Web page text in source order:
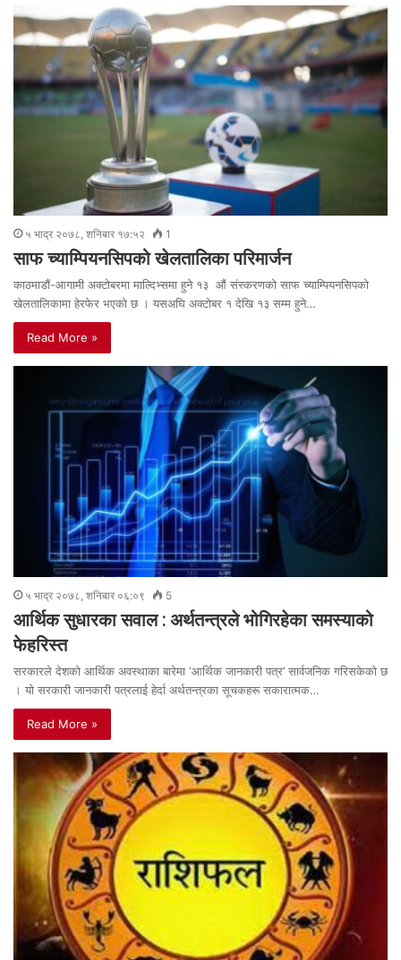
५ भाद्र २०७८, शनिबार १७:५२ 1
साफ च्याम्पियनसिपको खेलतालिका परिमार्जन
काठमाडौं-आगामी अक्टोबरमा माल्दिभ्समा हुने १३ औं संस्करणको साफ च्याम्पियनसिपको
खेलतालिकामा हेरफेर भएको छ । यसअघि अक्टोबर १ देखि १३ सम्म हुने…
Read More »
५ भाद्र २०७८, शनिबार ०६:०९ 5
आर्थिक सुधारका सवाल : अर्थतन्त्रले भोगिरहेका समस्याको
फेहरिस्त
सरकारले देशको आर्थिक अवस्थाका बारेमा ‘आर्थिक जानकारी पत्र’ सार्वजनिक गरिसकेको छ
। यो सरकारी जानकारी पत्रलाई हेर्दा अर्थतन्त्रका सूचकहरू सकारात्मक…
Read More »